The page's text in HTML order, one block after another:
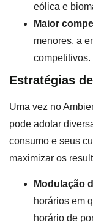
eólica e
Maior
menores, a
competitivos.
Estratégias
Uma vez no
pode adotar
consumo e seus
maximizar os
Modulação
horários em
horário de